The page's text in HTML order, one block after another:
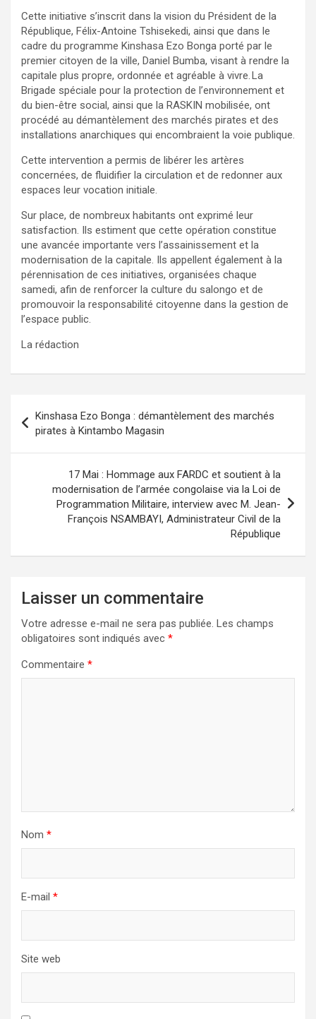
Cette initiative s’inscrit dans la vision du Président de la
République, Félix-Antoine Tshisekedi, ainsi que dans le
cadre du programme Kinshasa Ezo Bonga porté par le
premier citoyen de la ville, Daniel Bumba, visant à rendre la
capitale plus propre, ordonnée et agréable à vivre. La
Brigade spéciale pour la protection de l’environnement et
du bien-être social, ainsi que la RASKIN mobilisée, ont
procédé au démantèlement des marchés pirates et des
installations anarchiques qui encombraient la voie publique.
Cette intervention a permis de libérer les artères
concernées, de fluidifier la circulation et de redonner aux
espaces leur vocation initiale.
Sur place, de nombreux habitants ont exprimé leur
satisfaction. Ils estiment que cette opération constitue
une avancée importante vers l’assainissement et la
modernisation de la capitale. Ils appellent également à la
pérennisation de ces initiatives, organisées chaque
samedi, afin de renforcer la culture du salongo et de
promouvoir la responsabilité citoyenne dans la gestion de
l’espace public.
La rédaction
de
l’article
Kinshasa Ezo Bonga : démantèlement des marchés
pirates à Kintambo Magasin
17 Mai : Hommage aux FARDC et soutient à la
modernisation de l’armée congolaise via la Loi de
Programmation Militaire, interview avec M. Jean-
François NSAMBAYI, Administrateur Civil de la
République
Laisser un commentaire
Votre adresse e-mail ne sera pas publiée. Les champs
obligatoires sont indiqués avec *
Commentaire *
Nom *
E-mail *
Site web